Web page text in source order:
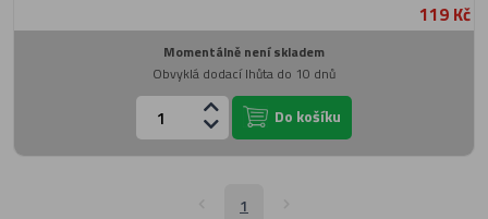
119 Kč
Momentálně není skladem
Obvyklá dodací lhůta do 10 dnů
Do košíku
1